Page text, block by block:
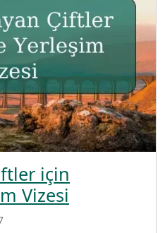
için
Vizesi